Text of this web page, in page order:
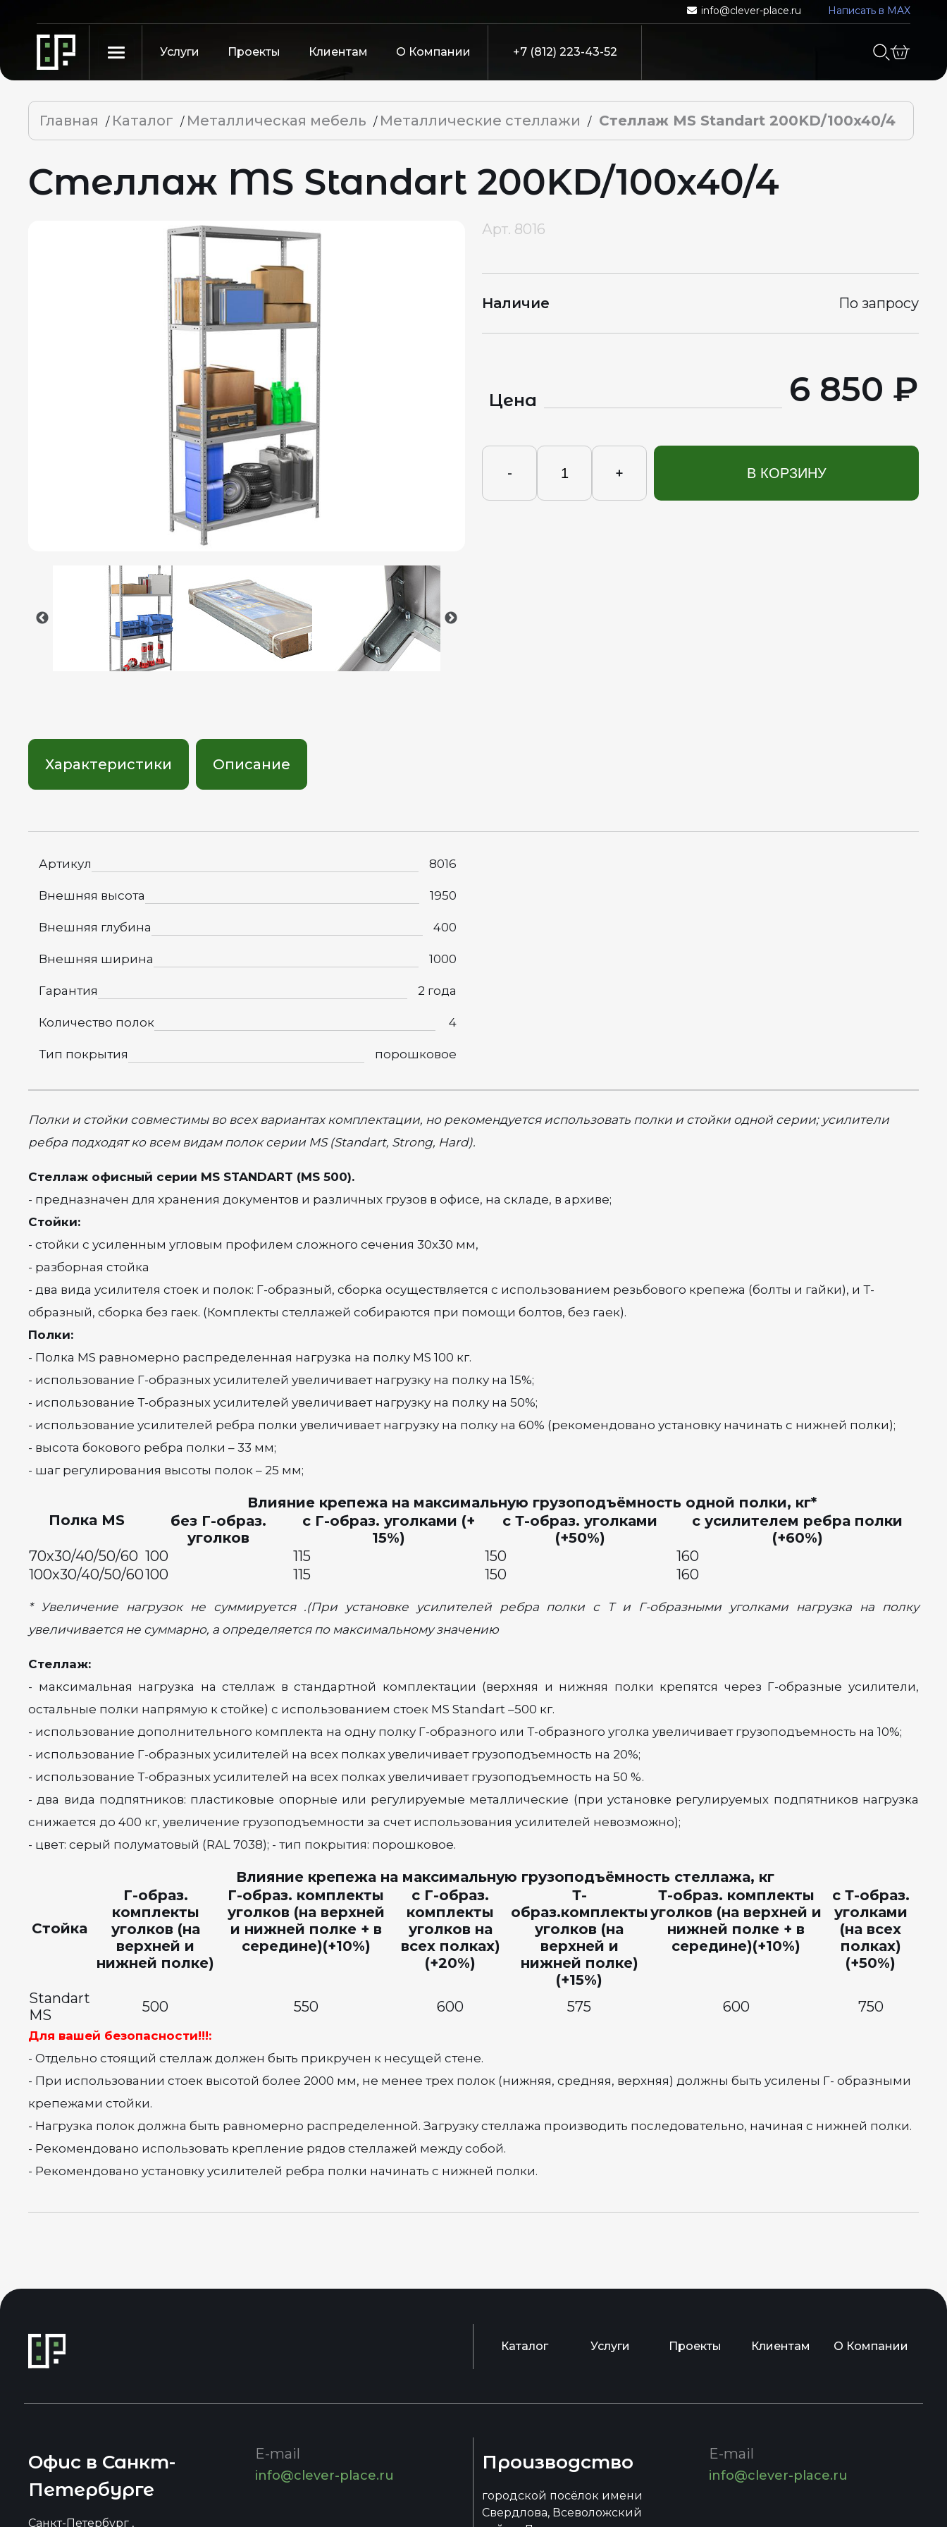
info@clever-place.ru Написать в MAX
Услуги Проекты Клиентам О Компании +7 (812) 223-43-52
Главная / Каталог / Металлическая мебель / Металлические стеллажи / Стеллаж MS Standart 200KD/100x40/4
Стеллаж MS Standart 200KD/100x40/4
Арт. 8016
Наличие По запросу
Цена 6 850 ₽
- + В КОРЗИНУ
Характеристики Описание
Артикул 8016
Внешняя высота 1950
Внешняя глубина 400
Внешняя ширина 1000
Гарантия 2 года
Количество полок 4
Тип покрытия порошковое
Полки и стойки совместимы во всех вариантах комплектации, но рекомендуется использовать полки и стойки одной серии; усилители
ребра подходят ко всем видам полок серии MS (Standart, Strong, Hard).
Стеллаж офисный серии MS STANDART (MS 500).
- предназначен для хранения документов и различных грузов в офисе, на складе, в архиве;
Стойки:
- стойки с усиленным угловым профилем сложного сечения 30х30 мм,
- разборная стойка
- два вида усилителя стоек и полок: Г-образный, сборка осуществляется с использованием резьбового крепежа (болты и гайки), и Т-
образный, сборка без гаек. (Комплекты стеллажей собираются при помощи болтов, без гаек).
Полки:
- Полка MS равномерно распределенная нагрузка на полку MS 100 кг.
- использование Г-образных усилителей увеличивает нагрузку на полку на 15%;
- использование Т-образных усилителей увеличивает нагрузку на полку на 50%;
- использование усилителей ребра полки увеличивает нагрузку на полку на 60% (рекомендовано установку начинать с нижней полки);
- высота бокового ребра полки – 33 мм;
- шаг регулирования высоты полок – 25 мм;
Полка MS
Влияние крепежа на максимальную грузоподъёмность одной полки, кг*
без Г-образ.
уголков
с Г-образ. уголками (+
15%)
с Т-образ. уголками
(+50%)
с усилителем ребра полки
(+60%)
70х30/40/50/60 100 115 150
160
100х30/40/50/60100 115 150 160
* Увеличение нагрузок не суммируется .(При установке усилителей ребра полки с Т и Г-образными уголками нагрузка на полку
увеличивается не суммарно, а определяется по максимальному значению
Стеллаж:
- максимальная нагрузка на стеллаж в стандартной комплектации (верхняя и нижняя полки крепятся через Г-образные усилители,
остальные полки напрямую к стойке) с использованием стоек MS Standart –500 кг.
- использование дополнительного комплекта на одну полку Г-образного или Т-образного уголка увеличивает грузоподъемность на 10%;
- использование Г-образных усилителей на всех полках увеличивает грузоподъемность на 20%;
- использование Т-образных усилителей на всех полках увеличивает грузоподъемность на 50 %.
- два вида подпятников: пластиковые опорные или регулируемые металлические (при установке регулируемых подпятников нагрузка
снижается до 400 кг, увеличение грузоподъемности за счет использования усилителей невозможно);
- цвет: серый полуматовый (RAL 7038); - тип покрытия: порошковое.
Стойка
Влияние крепежа на максимальную грузоподъёмность стеллажа, кг
Г-образ.
комплекты
уголков (на
верхней и
нижней полке)
Г-образ. комплекты
уголков (на верхней
и нижней полке + в
середине)(+10%)
с Г-образ.
комплекты
уголков на
всех полках)
(+20%)
Т-
образ.комплекты
уголков (на
верхней и
нижней полке)
(+15%)
Т-образ. комплекты
уголков (на верхней и
нижней полке + в
середине)(+10%)
с Т-образ.
уголками
(на всех
полках)
(+50%)
Standart
MS
500 550 600 575 600 750
Для вашей безопасности!!!:
- Отдельно стоящий стеллаж должен быть прикручен к несущей стене.
- При использовании стоек высотой более 2000 мм, не менее трех полок (нижняя, средняя, верхняя) должны быть усилены Г- образными
крепежами стойки.
- Нагрузка полок должна быть равномерно распределенной. Загрузку стеллажа производить последовательно, начиная с нижней полки.
- Рекомендовано использовать крепление рядов стеллажей между собой.
- Рекомендовано установку усилителей ребра полки начинать с нижней полки.
Каталог Услуги Проекты Клиентам О Компании
Офис в Санкт-
Петербурге
Санкт-Петербург ,
E-mail
info@clever-place.ru
Производство
городской посёлок имени
Свердлова, Всеволожский
E-mail
info@clever-place.ru